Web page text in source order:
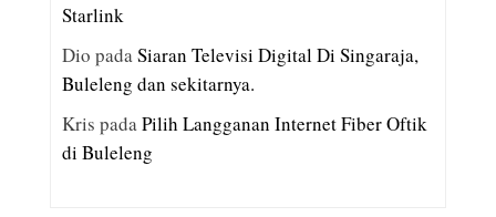
Starlink
Dio padaSiaran Televisi Digital Di Singaraja,
Buleleng dan sekitarnya.
Kris padaPilih Langganan Internet Fiber Oftik
di Buleleng